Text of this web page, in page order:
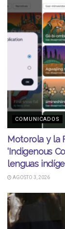
COMUNICADOS
Motorola y la
‘Indigenous
lenguas
AGOSTO 3, 2026